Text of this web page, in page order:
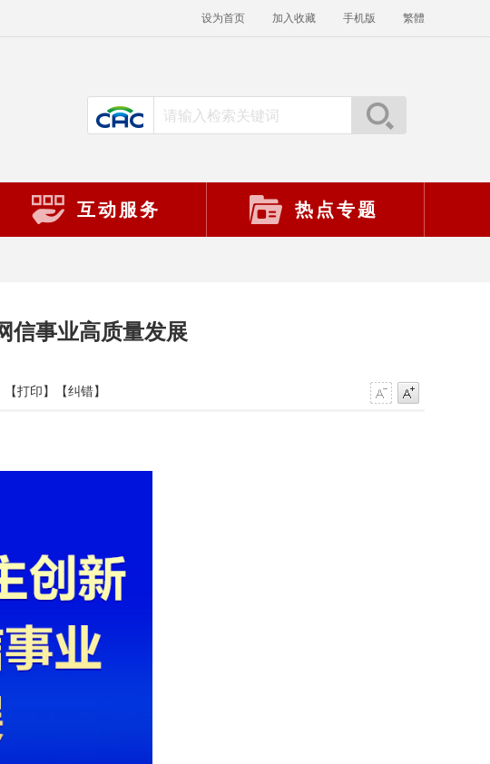
设为首页 加入收藏 手机版 繁體
互动服务 热点专题
信事业高质量发展
【打印】 【纠错】